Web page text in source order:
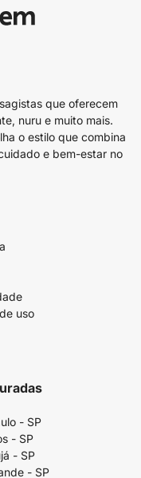
que oferecem
nuru e muito mais.
o estilo que combina
e bem-estar no
uso
- SP
- SP
- SP
- SP